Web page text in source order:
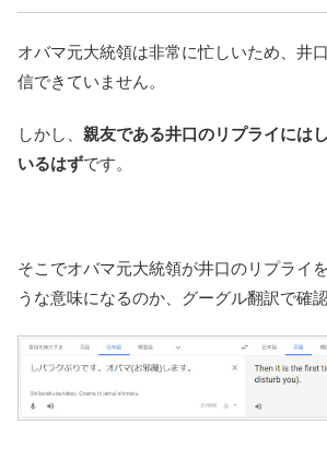
オバマ元大統領は非常に忙しいため、井
信できていません。
しかし、 親友である井口のリプライには
いるはずです。
そこでオバマ元大統領が井口のリプライ
うな意味になるのか、グーグル翻訳で確